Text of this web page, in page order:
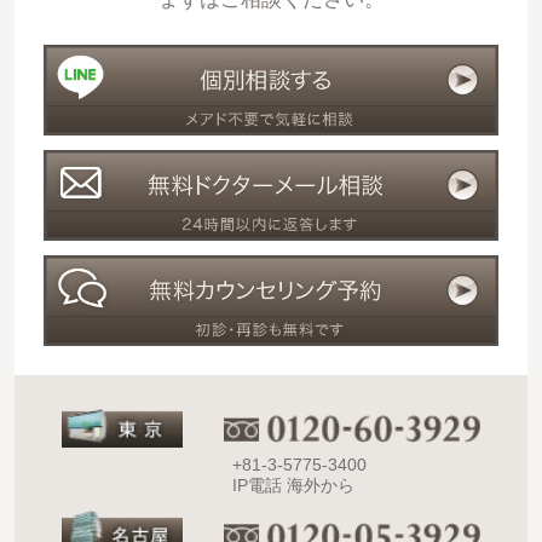
+81-3-5775-3400
IP電話 海外から